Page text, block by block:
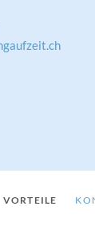
VORTEILE